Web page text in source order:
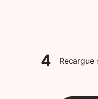
4 Recargue